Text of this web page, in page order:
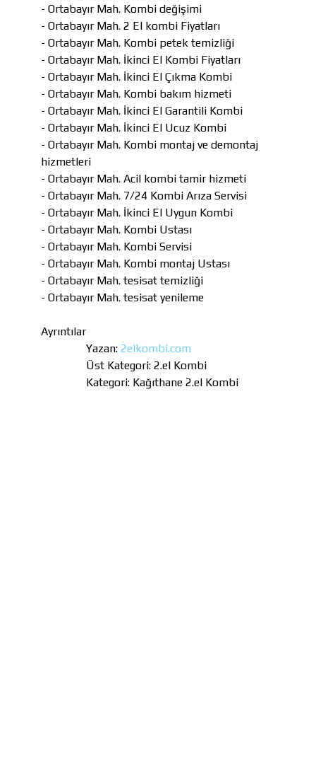
- Ortabayır Mah. Kombi değişimi
- Ortabayır Mah. 2 El kombi Fiyatları
- Ortabayır Mah. Kombi petek temizliği
- Ortabayır Mah. İkinci El Kombi Fiyatları
- Ortabayır Mah. İkinci El Çıkma Kombi
- Ortabayır Mah. Kombi bakım hizmeti
- Ortabayır Mah. İkinci El Garantili Kombi
- Ortabayır Mah. İkinci El Ucuz Kombi
- Ortabayır Mah. Kombi montaj ve demontaj
hizmetleri
- Ortabayır Mah. Acil kombi tamir hizmeti
- Ortabayır Mah. 7/24 Kombi Arıza Servisi
- Ortabayır Mah. İkinci El Uygun Kombi
- Ortabayır Mah. Kombi Ustası
- Ortabayır Mah. Kombi Servisi
- Ortabayır Mah. Kombi montaj Ustası
- Ortabayır Mah. tesisat temizliği
- Ortabayır Mah. tesisat yenileme
Ayrıntılar
Yazan: 2elkombi.com
Üst Kategori: 2.el Kombi
Kategori: Kağıthane 2.el Kombi